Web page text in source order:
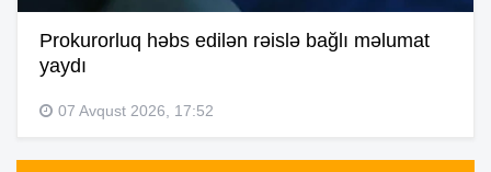
Prokurorluq həbs edilən rəislə bağlı məlumat
yaydı
07 Avqust 2026, 17:52